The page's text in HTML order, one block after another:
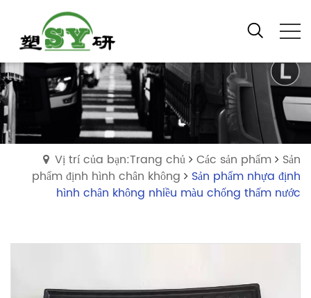
Vị trí của bạn:Trang chủ Các sản phẩm
Sản
phẩm định hình chân không
Sản phẩm nhựa định
hình chân không nhiều màu chống thấm nước